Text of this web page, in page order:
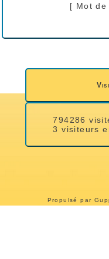
[ Mot
794286
3 visiteurs
Propulsé par